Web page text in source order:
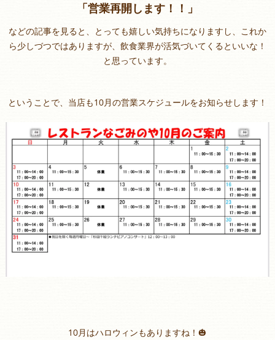
「営業再開します！！」
などの記事を見ると、とっても嬉しい気持ちになりますし、これか
ら少しづつではありますが、飲食業界が活気づいてくるといいな！
と思っています。
ということで、当店も10月の営業スケジュールをお知らせします！
10月はハロウィンもありますね！🎃